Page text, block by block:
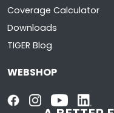
Coverage Calculator
Downloads
TIGER Blog
WEBSHOP